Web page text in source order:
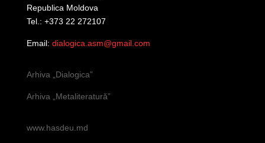
Republica Moldova
Tel.: +373 22 272107
Email: dialogica.asm@gmail.com
Arhiva „Dialogica”
Arhiva „Metaliteratură”
www.hasdeu.md